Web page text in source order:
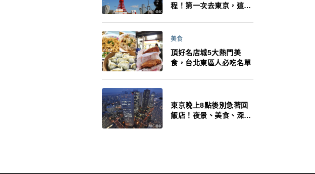
程！第一次去東京，這10
美食
頂好名店城5大熱門美
食，台北東區人必吃名單
東京晚上8點後別急著回
飯店！夜景、美食、深夜